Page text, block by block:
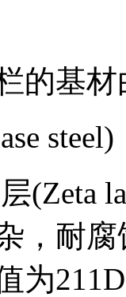
基材
steel)
，耐腐
为